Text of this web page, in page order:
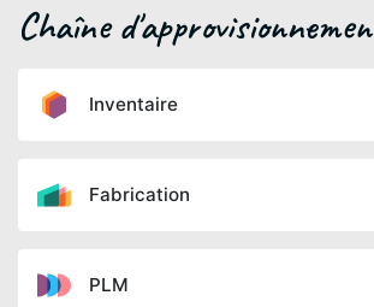
Chaîne
Inventaire
Fabrication
PLM